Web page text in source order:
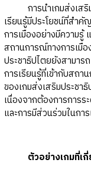
การนำเกมส่งเสริม
เรียนรู้มีประโยชน์ที่สำคั
การเมืองอย่างมีความ
สถานการณ์ทางการเมื
ประชาธิปไตยยังสามาร
การเรียนรู้ที่เข้ากับสถา
ของเกมส่งเสริมประช
เนื่องจากต้องการการร
และการมีส่วนร่วมในกา
ตัวอย่างเกมที่เ